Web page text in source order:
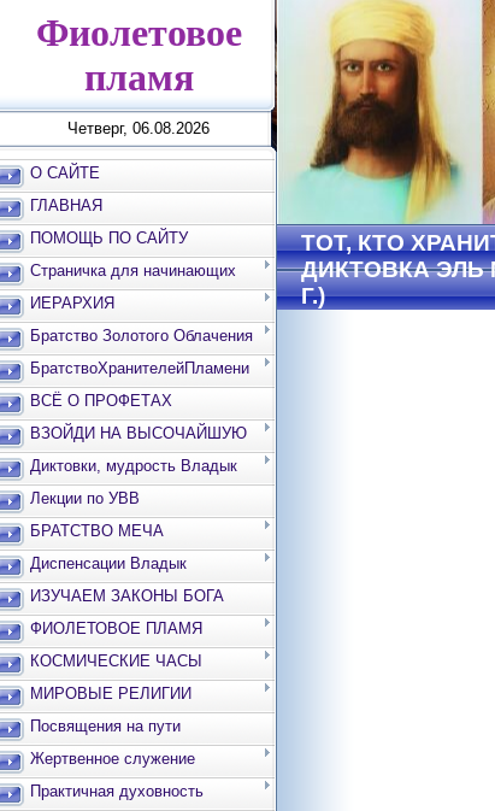
Фиолетовое
пламя
Четверг, 06.08.2026
О САЙТЕ
ГЛАВНАЯ
ПОМОЩЬ ПО САЙТУ
Страничка для начинающих
ИЕРАРХИЯ
Братство Золотого Облачения
БратствоХранителейПламени
ВСЁ О ПРОФЕТАХ
ВЗОЙДИ НА ВЫСОЧАЙШУЮ
ВЕРШИНУ
Диктовки, мудрость Владык
Лекции по УВВ
БРАТСТВО МЕЧА
Диспенсации Владык
ИЗУЧАЕМ ЗАКОНЫ БОГА
ФИОЛЕТОВОЕ ПЛАМЯ
КОСМИЧЕСКИЕ ЧАСЫ
МИРОВЫЕ РЕЛИГИИ
Посвящения на пути
Жертвенное служение
Практичная духовность
ТОТ, КТО
ДИКТОВКА ЭЛЬ
Г.)